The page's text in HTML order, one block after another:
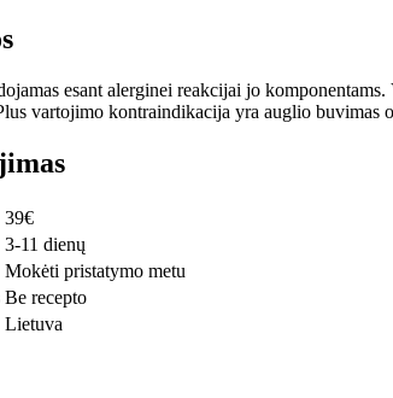
esant alerginei reakcijai jo
vartojimo kontraindikacija yra auglio buvimas
39€
3-11 dienų
Mokėti pristatymo metu
Be recepto
Lietuva